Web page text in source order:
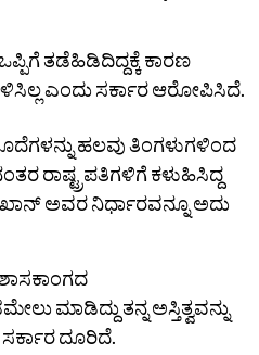
ತಡೆಹಿಡಿದಿದ್ದಕ್ಕೆ ಕಾರಣ
ಎಂದು ಸರ್ಕಾರ ಆರೋಪಿಸಿದೆ.
ಹಲವು ತಿಂಗಳುಗಳಿಂದ
ರಾಷ್ಟ್ರಪತಿಗಳಿಗೆ ಕಳುಹಿಸಿದ್ದ
ಅವರ ನಿರ್ಧಾರವನ್ನೂ ಅದು
ಮಾಡಿದ್ದು ತನ್ನ ಅಸ್ತಿತ್ವವನ್ನು
ದೂರಿದೆ.